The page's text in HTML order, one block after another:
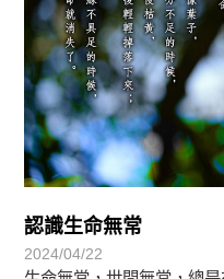
認識生命無常
2024/04/22